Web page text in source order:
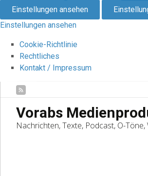
Einstellungen ansehen
Einstellungen ansehen
Cookie-Richtlinie
Rechtliches
Kontakt / Impressum
Vorabs
Nachrichten, Texte, Podcast, O-Töne,